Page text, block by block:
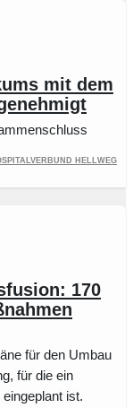
mit dem
Hellweg
170
für den Umbau
für die ein
ist.